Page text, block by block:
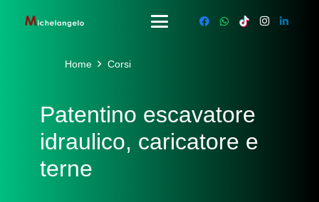
Home Corsi
Patentino escavatore
idraulico, caricatore e
terne